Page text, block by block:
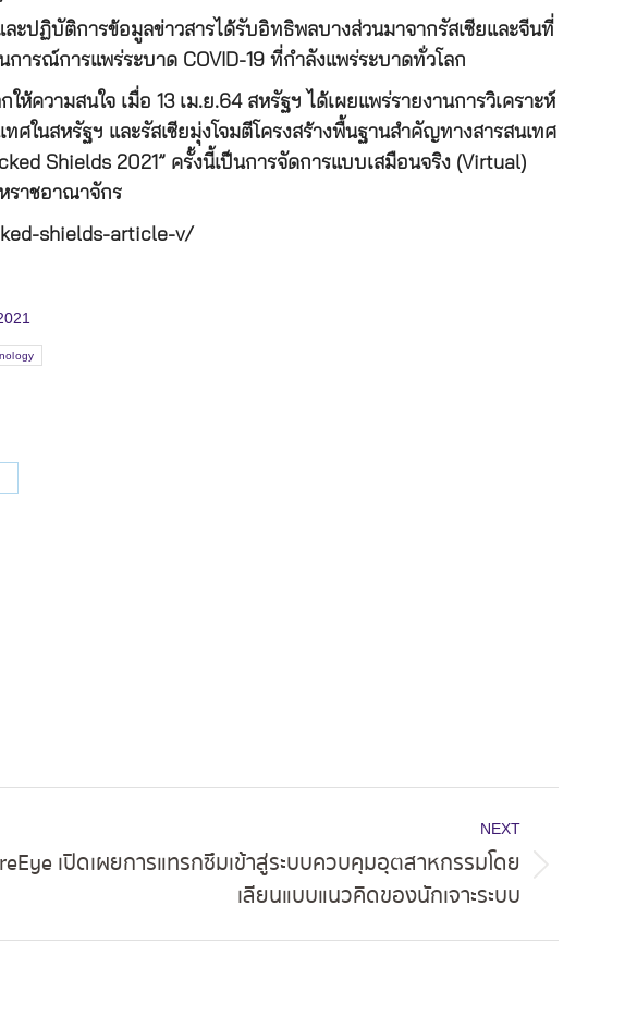
ะปฏิบัติการข้อมูลข่าวสารได้รับอิทธิพลบางส่วนมาจากรัสเซียและจีนที่
รณ์การแพร่ระบาด COVID-19 ที่กำลังแพร่ระบาดทั่วโลก
ความสนใจ เมื่อ 13 เม.ย.64 สหรัฐฯ ได้เผยแพร่รายงานการวิเคราะห์
ในสหรัฐฯ และรัสเซียมุ่งโจมตีโครงสร้างพื้นฐานสำคัญทางสารสนเทศ
Shields 2021” ครั้งนี้เป็นการจัดการแบบเสมือนจริง (Virtual)
ราชอาณาจักร
shields-article-v/
NEXT
เปิดเผยการแทรกซึมเข้าสู่ระบบควบคุมอุตสาหกรรมโดย
เลียนแบบแนวคิดของนักเจาะระบบ